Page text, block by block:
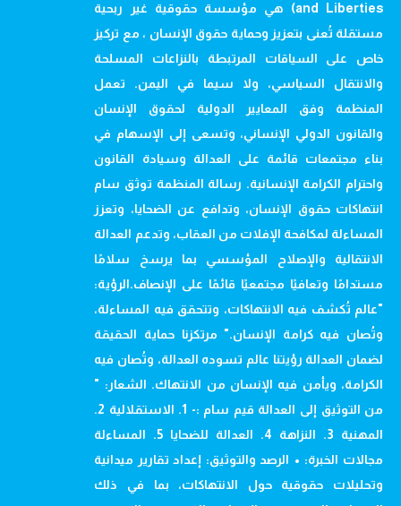
and Liberties) هي مؤسسة حقوقية غير ربحية
مستقلة تُعنى بتعزيز وحماية حقوق الإنسان ، مع تركيز
خاص على السياقات المرتبطة بالنزاعات المسلحة
والانتقال السياسي، ولا سيما في اليمن. تعمل
المنظمة وفق المعايير الدولية لحقوق الإنسان
والقانون الدولي الإنساني، وتسعى إلى الإسهام في
بناء مجتمعات قائمة على العدالة وسيادة القانون
واحترام الكرامة الإنسانية. رسالة المنظمة توثق سام
انتهاكات حقوق الإنسان، وتدافع عن الضحايا، وتعزز
المساءلة لمكافحة الإفلات من العقاب، وتدعم العدالة
الانتقالية والإصلاح المؤسسي بما يرسخ سلامًا
مستدامًا وتعافيًا مجتمعيًا قائمًا على الإنصاف.الرؤية:
"عالم تُكشف فيه الانتهاكات، وتتحقق فيه المساءلة،
وتُصان فيه كرامة الإنسان." مرتكزنا حماية الحقيقة
لضمان العدالة رؤيتنا عالم تسوده العدالة، وتُصان فيه
الكرامة، ويأمن فيه الإنسان من الانتهاك. الشعار: "
من التوثيق إلى العدالة قيم سام :- 1. الاستقلالية 2.
المهنية 3. النزاهة 4. العدالة للضحايا 5. المساءلة
مجالات الخبرة: • الرصد والتوثيق: إعداد تقارير ميدانية
وتحليلات حقوقية حول الانتهاكات، بما في ذلك